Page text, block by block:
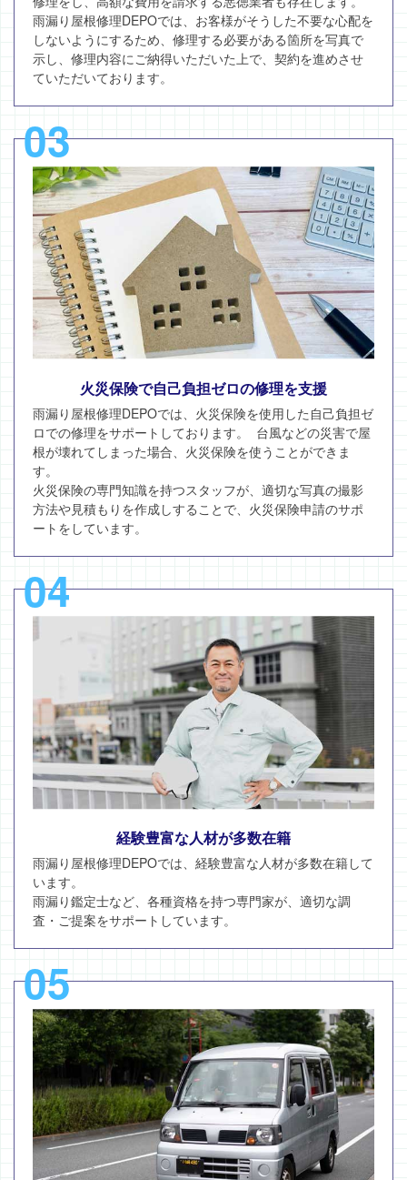
雨漏り屋根修理DEPOでは、お客様がそうした不要な心配を
しないようにするため、修理する必要がある箇所を写真で
示し、修理内容にご納得いただいた上で、契約を進めさせ
ていただいております。
03
火災保険で自己負担ゼロの修理を支援
雨漏り屋根修理DEPOでは、火災保険を使用した自己負担ゼ
ロでの修理をサポートしております。 台風などの災害で屋
根が壊れてしまった場合、火災保険を使うことができま
す。
火災保険の専門知識を持つスタッフが、適切な写真の撮影
方法や見積もりを作成しすることで、火災保険申請のサポ
ートをしています。
04
経験豊富な人材が多数在籍
雨漏り屋根修理DEPOでは、経験豊富な人材が多数在籍して
います。
雨漏り鑑定士など、各種資格を持つ専門家が、適切な調
査・ご提案をサポートしています。
05